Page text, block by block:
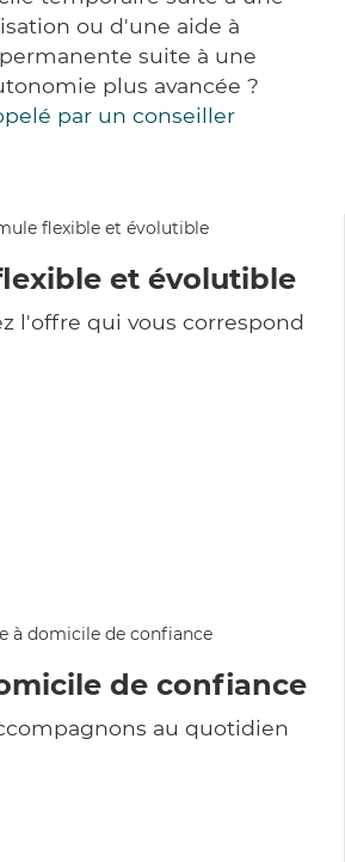
ou d'une aide à
suite à une
plus avancée ?
par un conseiller
et évolutible
l'offre qui vous correspond
de confiance
au quotidien